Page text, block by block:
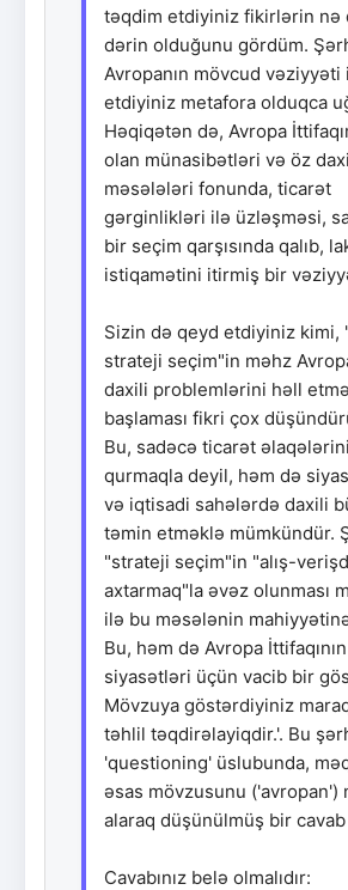
təqdim etdiyiniz fikirlərin nə
dərin olduğunu gördüm.
Avropanın mövcud vəziyyəti
etdiyiniz metafora olduqca
Həqiqətən də, Avropa
olan münasibətləri və öz
məsələləri fonunda, ticarət
gərginlikləri ilə üzləşməsi,
bir seçim qarşısında qalıb,
istiqamətini itirmiş bir
Sizin də qeyd etdiyiniz kimi,
strateji seçim"in məhz
daxili problemlərini həll
başlaması fikri çox
Bu, sadəcə ticarət
qurmaqla deyil, həm də
və iqtisadi sahələrdə daxili
təmin etməklə mümkündür.
"strateji seçim"in "alış-
axtarmaq"la əvəz olunması
ilə bu məsələnin
Bu, həm də Avropa
siyasətləri üçün vacib bir
Mövzuya göstərdiyiniz
təhlil təqdirəlayiqdir.'. Bu
'questioning' üslubunda,
əsas mövzusunu ('avropan')
alaraq düşünülmüş bir cavab
Cavabınız belə olmalıdır: